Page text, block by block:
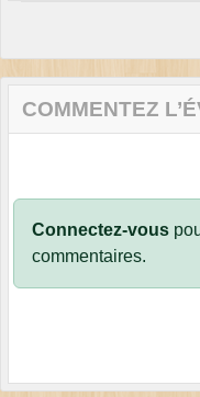
COMMENTEZ
Connectez-vous
commentaires.